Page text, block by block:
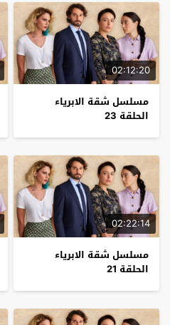
02:12:20
مسلسل شقة الابرياء
الحلقة 23
02:22:14
مسلسل شقة الابرياء
الحلقة 21